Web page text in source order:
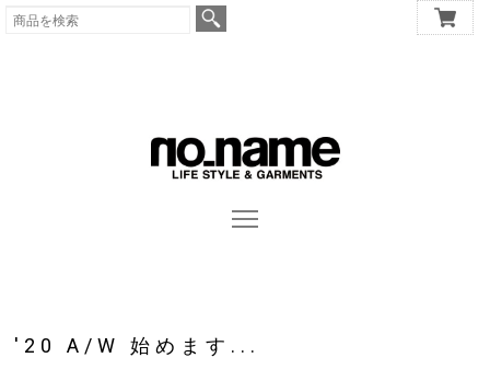
'20 A/W 始めます...